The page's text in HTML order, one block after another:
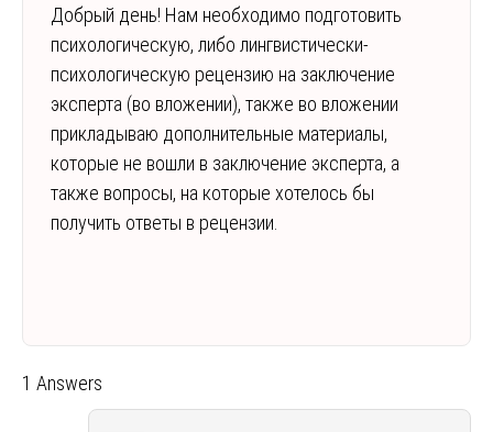
Добрый день! Нам необходимо подготовить
психологическую, либо лингвистически-
психологическую рецензию на заключение
эксперта (во вложении), также во вложении
прикладываю дополнительные материалы,
которые не вошли в заключение эксперта, а
также вопросы, на которые хотелось бы
получить ответы в рецензии.
1 Answers